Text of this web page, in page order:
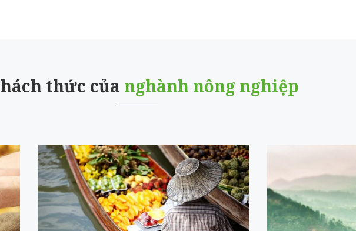
thức của nghành nông nghiệp